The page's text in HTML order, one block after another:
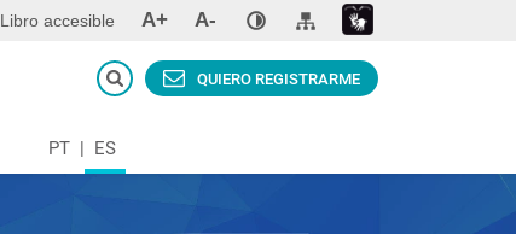
Libro accesible A+ A-
PT | ES
QUIERO REGISTRARME